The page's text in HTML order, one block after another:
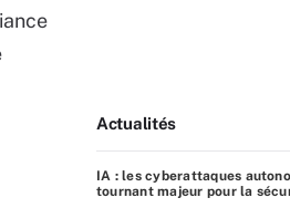
Actualités
IA : les cyberattaques
tournant majeur pour la